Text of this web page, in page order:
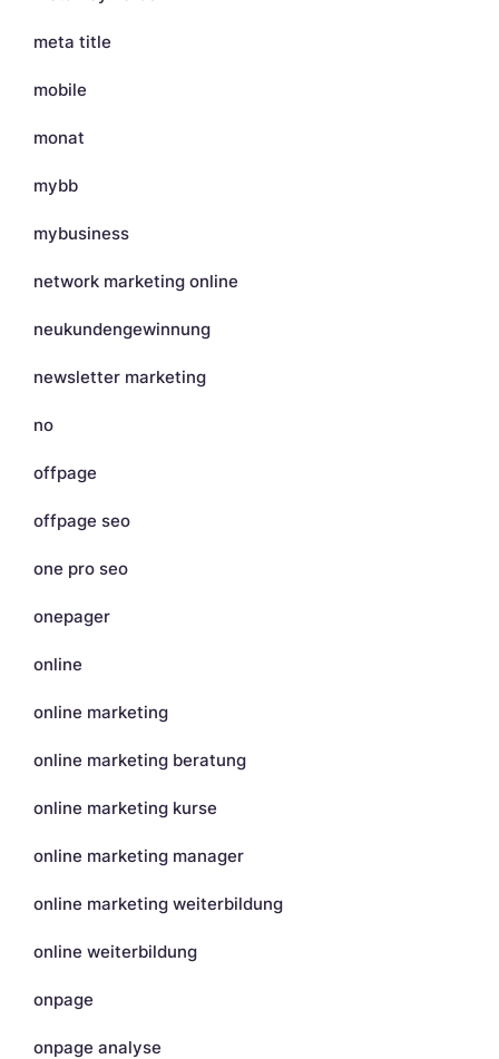
meta title
mobile
monat
mybb
mybusiness
network marketing online
neukundengewinnung
newsletter marketing
no
offpage
offpage seo
one pro seo
onepager
online
online marketing
online marketing beratung
online marketing kurse
online marketing manager
online marketing weiterbildung
online weiterbildung
onpage
onpage analyse